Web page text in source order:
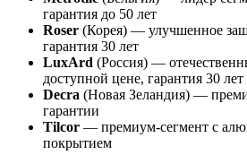
гарантия до 50 лет
Roser (Корея) — улучшенное
гарантия 30 лет
LuxArd (Россия) —
доступной цене, гарантия 30 лет
Decra (Новая Зеландия) —
гарантии
Tilcor — премиум-сегмент с
покрытием